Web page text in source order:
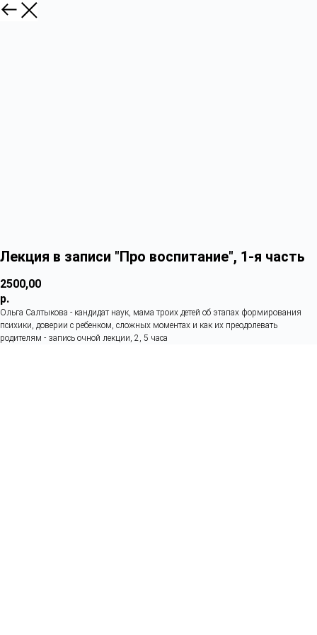
Лекция в записи "Про воспитание", 1-я часть
2500,00
р.
Ольга Салтыкова - кандидат наук, мама троих детей об этапах формирования
психики, доверии с ребенком, сложных моментах и как их преодолевать
родителям - запись очной лекции, 2, 5 часа